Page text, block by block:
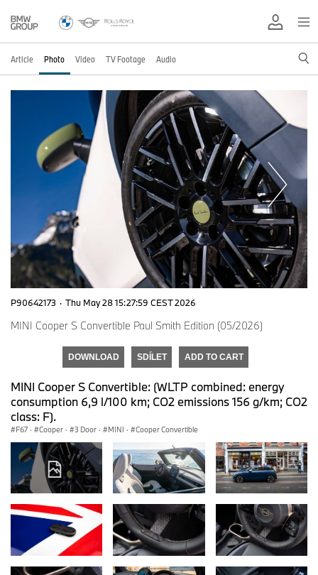
Article Photo Video TV Footage Audio
P90642173 · Thu May 28 15:27:59 CEST 2026
MINI Cooper S Convertible Paul Smith Edition (05/2026)
DOWNLOAD SDÍLET ADD TO CART
MINI Cooper S Convertible: (WLTP combined: energy
consumption 6,9 l/100 km; CO2 emissions 156 g/km; CO2
class: F).
F67 · Cooper · 3 Door · MINI · Cooper Convertible